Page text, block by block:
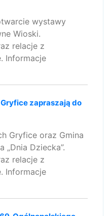
wystawy
Wioski.
relacje z
Informacje
zapraszają do
Gryfice oraz Gmina
Dziecka”.
relacje z
Informacje